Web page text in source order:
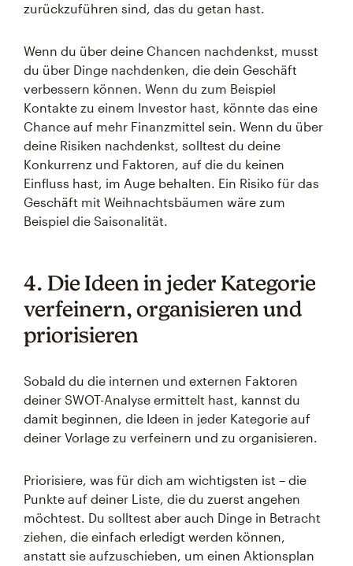
zurückzuführen sind, das du getan hast.
Wenn du über deine Chancen nachdenkst, musst
du über Dinge nachdenken, die dein Geschäft
verbessern können. Wenn du zum Beispiel
Kontakte zu einem Investor hast, könnte das eine
Chance auf mehr Finanzmittel sein. Wenn du über
deine Risiken nachdenkst, solltest du deine
Konkurrenz und Faktoren, auf die du keinen
Einfluss hast, im Auge behalten. Ein Risiko für das
Geschäft mit Weihnachtsbäumen wäre zum
Beispiel die Saisonalität.
4. Die Ideen in jeder Kategorie
verfeinern, organisieren und
priorisieren
Sobald du die internen und externen Faktoren
deiner SWOT-Analyse ermittelt hast, kannst du
damit beginnen, die Ideen in jeder Kategorie auf
deiner Vorlage zu verfeinern und zu organisieren.
Priorisiere, was für dich am wichtigsten ist – die
Punkte auf deiner Liste, die du zuerst angehen
möchtest. Du solltest aber auch Dinge in Betracht
ziehen, die einfach erledigt werden können,
anstatt sie aufzuschieben, um einen Aktionsplan